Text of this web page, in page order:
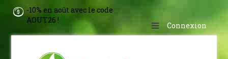
Connexion
-10% en août avec le code
AOUT26 !